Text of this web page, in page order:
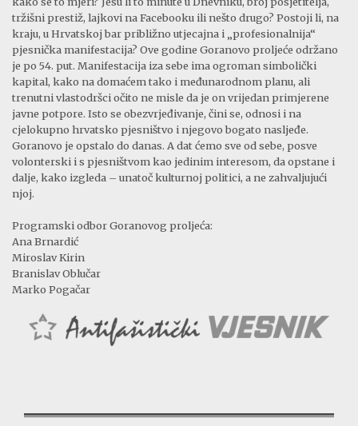
tržišni prestiž, lajkovi na Facebooku ili nešto drugo? Postoji li, na
kraju, u Hrvatskoj bar približno utjecajna i „profesionalnija“
pjesnička manifestacija? Ove godine Goranovo proljeće održano
je po 54. put. Manifestacija iza sebe ima ogroman simbolički
kapital, kako na domaćem tako i međunarodnom planu, ali
trenutni vlastodršci očito ne misle da je on vrijedan primjerene
javne potpore. Isto se obezvrjeđivanje, čini se, odnosi i na
cjelokupno hrvatsko pjesništvo i njegovo bogato nasljeđe.
Goranovo je opstalo do danas. A dat ćemo sve od sebe, posve
volonterski i s pjesništvom kao jedinim interesom, da opstane i
dalje, kako izgleda – unatoč kulturnoj politici, a ne zahvaljujući
njoj.
Programski odbor Goranovog proljeća:
Ana Brnardić
Miroslav Kirin
Branislav Oblučar
Marko Pogačar